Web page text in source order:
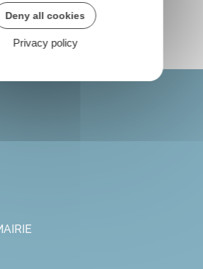
Deny all cookies
Privacy policy